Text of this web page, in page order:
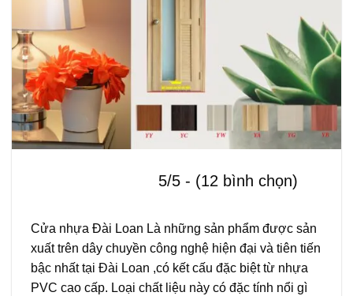
5/5 - (12 bình chọn)
Cửa nhựa Đài Loan Là những sản phẩm được sản
xuất trên dây chuyền công nghệ hiện đại và tiên tiến
bậc nhất tại Đài Loan ,có kết cấu đặc biệt từ nhựa
PVC cao cấp. Loại chất liệu này có đặc tính nổi gì